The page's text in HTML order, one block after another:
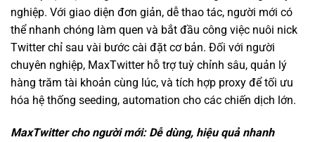
nghiệp. Với giao diện đơn giản, dễ thao tác, người mới có
thể nhanh chóng làm quen và bắt đầu công việc nuôi nick
Twitter chỉ sau vài bước cài đặt cơ bản. Đối với người
chuyên nghiệp, MaxTwitter hỗ trợ tuỳ chỉnh sâu, quản lý
hàng trăm tài khoản cùng lúc, và tích hợp proxy để tối ưu
hóa hệ thống seeding, automation cho các chiến dịch lớn.
MaxTwitter cho người mới: Dễ dùng, hiệu quả nhanh